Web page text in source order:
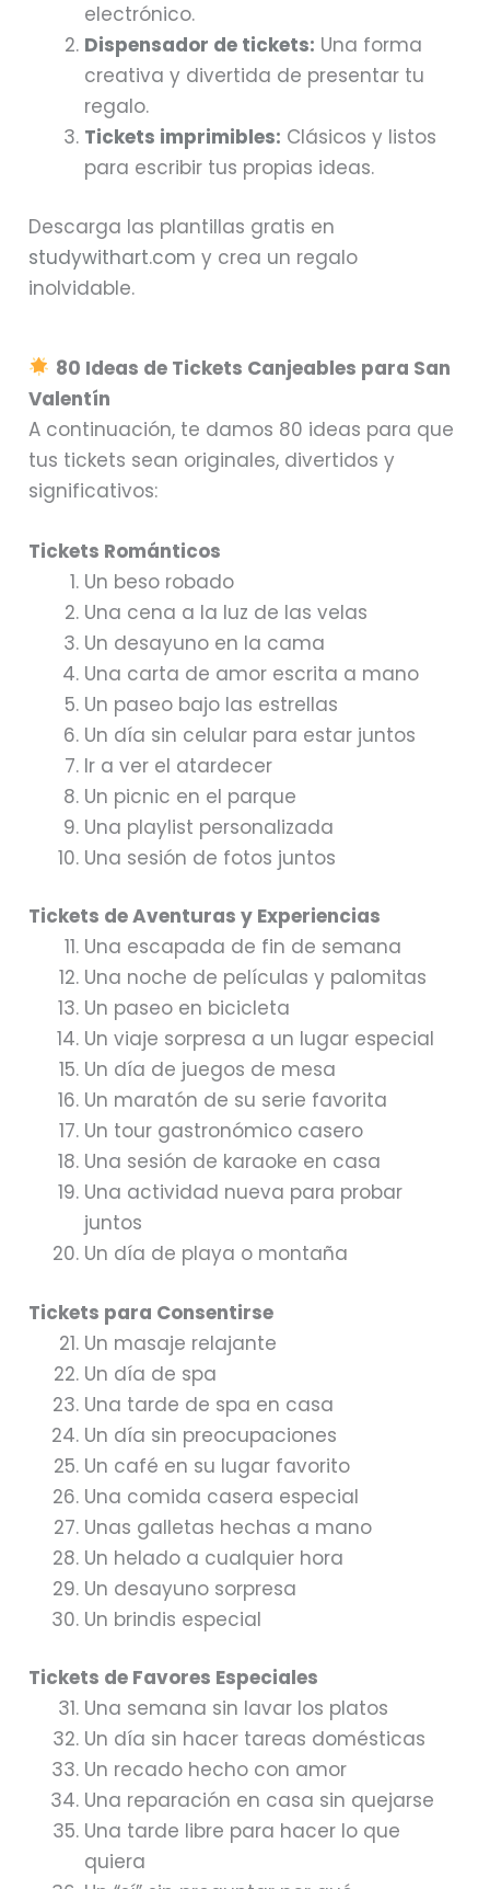
electrónico.
Dispensador de tickets: Una forma
creativa y divertida de presentar tu
regalo.
Tickets imprimibles: Clásicos y listos
para escribir tus propias ideas.
Descarga las plantillas gratis en
studywithart.com y crea un regalo
inolvidable.
80 Ideas de Tickets Canjeables para San
Valentín
A continuación, te damos 80 ideas para que
tus tickets sean originales, divertidos y
significativos:
Tickets Románticos
Un beso robado
Una cena a la luz de las velas
Un desayuno en la cama
Una carta de amor escrita a mano
Un paseo bajo las estrellas
Un día sin celular para estar juntos
Ir a ver el atardecer
Un picnic en el parque
Una playlist personalizada
Una sesión de fotos juntos
Tickets de Aventuras y Experiencias
Una escapada de fin de semana
Una noche de películas y palomitas
Un paseo en bicicleta
Un viaje sorpresa a un lugar especial
Un día de juegos de mesa
Un maratón de su serie favorita
Un tour gastronómico casero
Una sesión de karaoke en casa
Una actividad nueva para probar
juntos
Un día de playa o montaña
Tickets para Consentirse
Un masaje relajante
Un día de spa
Una tarde de spa en casa
Un día sin preocupaciones
Un café en su lugar favorito
Una comida casera especial
Unas galletas hechas a mano
Un helado a cualquier hora
Un desayuno sorpresa
Un brindis especial
Tickets de Favores Especiales
Una semana sin lavar los platos
Un día sin hacer tareas domésticas
Un recado hecho con amor
Una reparación en casa sin quejarse
Una tarde libre para hacer lo que
quiera